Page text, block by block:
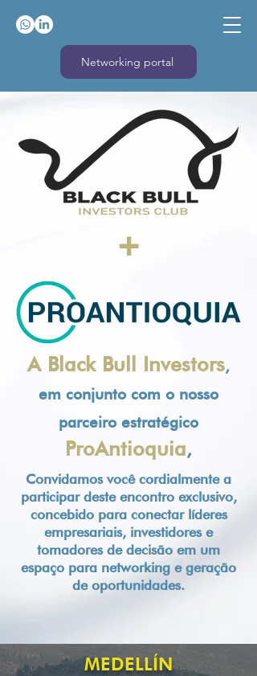
Networking portal
+
A Black Bull Investors,
em conjunto com o nosso
parceiro estratégico
ProAntioquia,
Convidamos você cordialmente a
participar deste encontro exclusivo,
concebido para conectar líderes
empresariais, investidores e
tomadores de decisão em um
espaço para networking e geração
de oportunidades.
MEDELLÍN